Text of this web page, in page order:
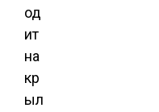
од
ит
на
кр
ыл